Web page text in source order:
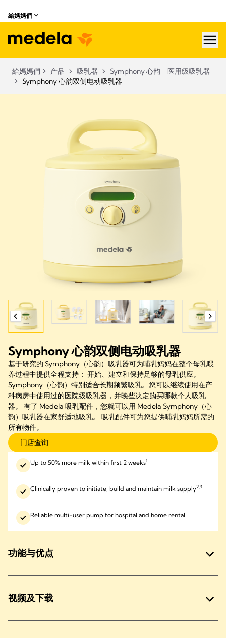
給媽媽們
給媽媽們 产品 吸乳器
Symphony 心韵 - 医用级吸乳器
Symphony 心韵双侧电动吸乳器
Symphony 心韵双侧电动吸乳器
基于研究的 Symphony（心韵）吸乳器可为哺乳妈妈在整个母乳喂
养过程中提供全程支持： 开始、建立和保持足够的母乳供应。
Symphony（心韵）特别适合长期频繁吸乳。您可以继续使用在产
科病房中使用过的医院级吸乳器，并晚些决定购买哪款个人吸乳
器。 有了 Medela 吸乳配件，您就可以用 Medela Symphony（心
韵）吸乳器在家舒适地吸乳。 吸乳配件可为您提供哺乳妈妈所需的
所有物件。
门店查询
Up to 50% more milk within first 2 weeks1
Clinically proven to initiate, build and maintain milk supply2,3
Reliable multi-user pump for hospital and home rental
功能与优点
视频及下载